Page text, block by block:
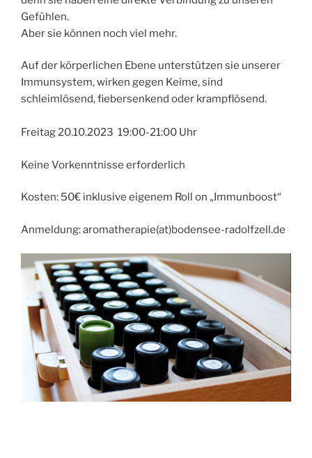
Gefühlen.
Aber sie können noch viel mehr.
Auf der körperlichen Ebene unterstützen sie unserer
Immunsystem, wirken gegen Keime, sind
schleimlösend, fiebersenkend oder krampflösend.
Freitag 20.10.2023 19:00-21:00 Uhr
Keine Vorkenntnisse erforderlich
Kosten: 50€ inklusive eigenem Roll on „Immunboost“
Anmeldung: aromatherapie(at)bodensee-radolfzell.de